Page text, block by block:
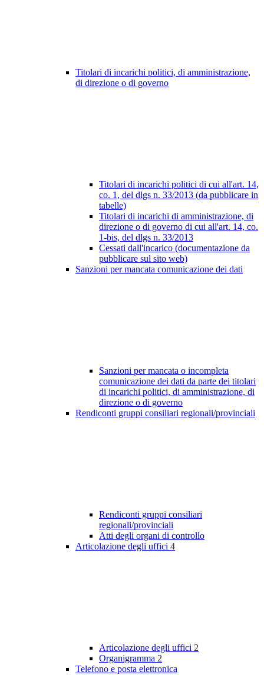
Titolari di incarichi politici, di amministrazione,
di direzione o di governo
Titolari di incarichi politici di cui all'art. 14,
co. 1, del dlgs n. 33/2013 (da pubblicare in
tabelle)
Titolari di incarichi di amministrazione, di
direzione o di governo di cui all'art. 14, co.
1-bis, del dlgs n. 33/2013
Cessati dall'incarico (documentazione da
pubblicare sul sito web)
Sanzioni per mancata comunicazione dei dati
Sanzioni per mancata o incompleta
comunicazione dei dati da parte dei titolari
di incarichi politici, di amministrazione, di
direzione o di governo
Rendiconti gruppi consiliari regionali/provinciali
Rendiconti gruppi consiliari
regionali/provinciali
Atti degli organi di controllo
Articolazione degli uffici 4
Articolazione degli uffici 2
Organigramma 2
Telefono e posta elettronica